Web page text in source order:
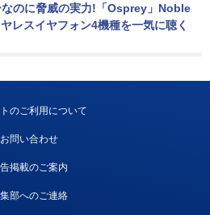
なのに脅威の実力!「Osprey」Noble
レスイヤフォン4機種を一気に聴く
のご利用について
お問い合わせ
掲載のご案内
部へのご連絡